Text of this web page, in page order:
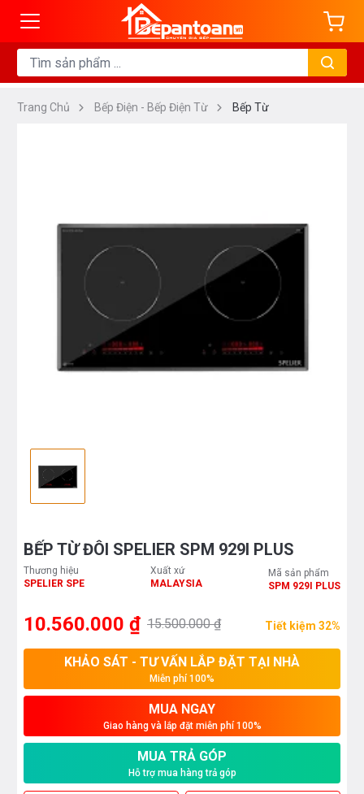
Trang Chủ Bếp Điện - Bếp Điện Từ Bếp Từ
BẾP TỪ ĐÔI SPELIER SPM 929I PLUS
Thương hiệu
SPELIER SPE
Xuất xứ
MALAYSIA
Mã sản phẩm
SPM 929I PLUS
10.560.000 ₫ 15.500.000 ₫ Tiết kiệm 32%
KHẢO SÁT - TƯ VẤN LẮP ĐẶT TẠI NHÀ
Miễn phí 100%
MUA NGAY
Giao hàng và lắp đặt miễn phí 100%
MUA TRẢ GÓP
Hỗ trợ mua hàng trả góp